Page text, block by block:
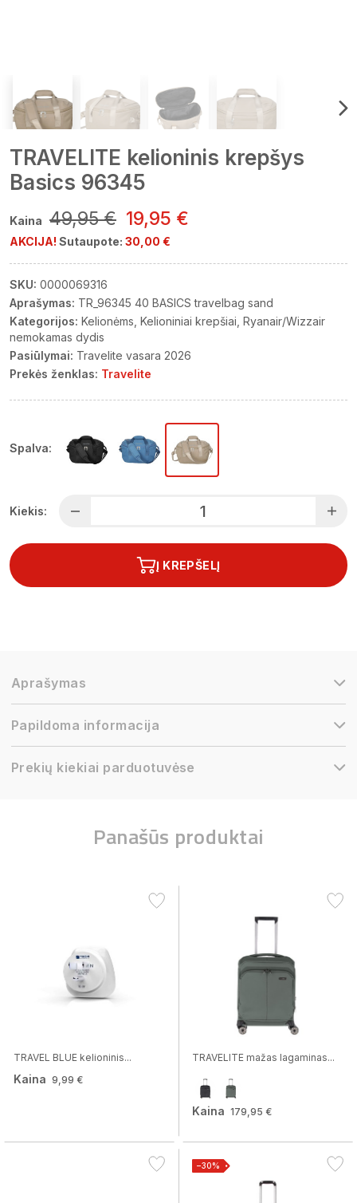
TRAVELITE kelioninis krepšys
Basics 96345
Kaina 49,95 € 19,95 €
AKCIJA! Sutaupote: 30,00 €
SKU: 0000069316
Aprašymas: TR_96345 40 BASICS travelbag sand
Kategorijos: Kelionėms Kelioniniai krepšiai Ryanair/Wizzair
nemokamas dydis
Pasiūlymai: Travelite vasara 2026
Prekės ženklas: Travelite
Spalva:
Kiekis:
Į KREPŠELĮ
Aprašymas
Papildoma informacija
Prekių kiekiai parduotuvėse
Panašūs produktai
TRAVEL BLUE kelioninis...
Kaina 9,99 €
TRAVELITE mažas lagaminas...
Kaina 179,95 €
−30%